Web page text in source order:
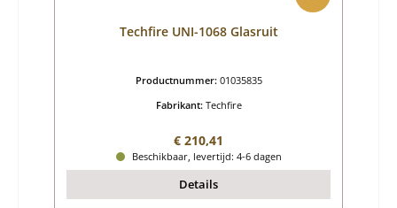
Techfire UNI-1068 Glasruit
Productnummer: 01035835
Fabrikant: Techfire
Normale prijs:
€ 210,41
Beschikbaar, levertijd: 4-6 dagen
Details